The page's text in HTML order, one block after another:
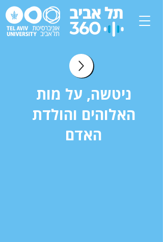
ניטשה, על מות
האלוהים והולדת
האדם